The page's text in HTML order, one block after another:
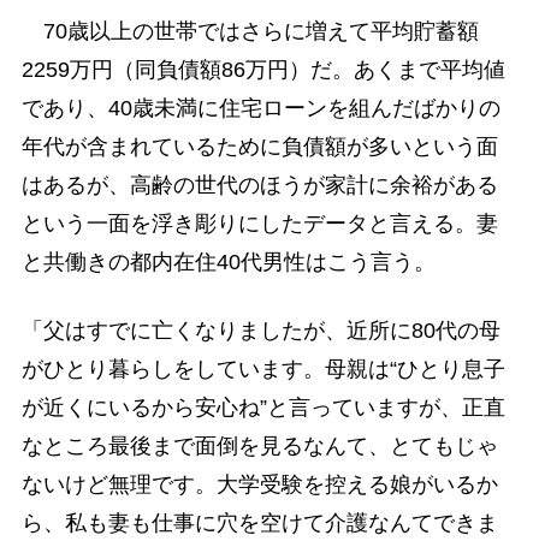
70歳以上の世帯ではさらに増えて平均貯蓄額
2259万円（同負債額86万円）だ。あくまで平均値
であり、40歳未満に住宅ローンを組んだばかりの
年代が含まれているために負債額が多いという面
はあるが、高齢の世代のほうが家計に余裕がある
という一面を浮き彫りにしたデータと言える。妻
と共働きの都内在住40代男性はこう言う。
「父はすでに亡くなりましたが、近所に80代の母
がひとり暮らしをしています。母親は“ひとり息子
が近くにいるから安心ね”と言っていますが、正直
なところ最後まで面倒を見るなんて、とてもじゃ
ないけど無理です。大学受験を控える娘がいるか
ら、私も妻も仕事に穴を空けて介護なんてできま